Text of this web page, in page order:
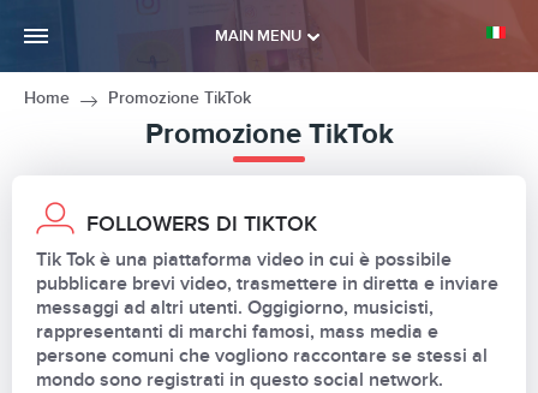
MAIN MENU
Home Promozione TikTok
Promozione TikTok
FOLLOWERS DI TIKTOK
Tik Tok è una piattaforma video in cui è possibile
pubblicare brevi video, trasmettere in diretta e inviare
messaggi ad altri utenti. Oggigiorno, musicisti,
rappresentanti di marchi famosi, mass media e
persone comuni che vogliono raccontare se stessi al
mondo sono registrati in questo social network.